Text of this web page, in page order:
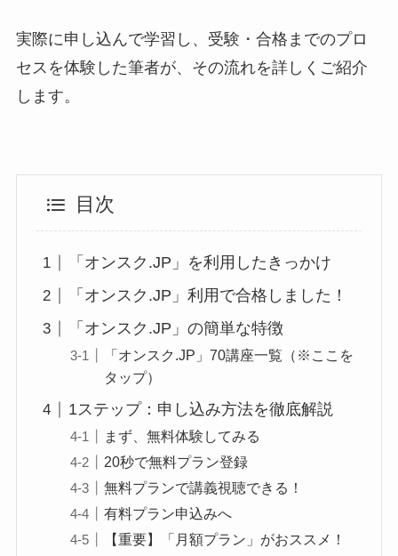
実際に申し込んで学習し、受験・合格までのプロ
セスを体験した筆者が、その流れを詳しくご紹介
します。
目次
「オンスク.JP」を利用したきっかけ
「オンスク.JP」利用で合格しました！
「オンスク.JP」の簡単な特徴
「オンスク.JP」70講座一覧（※ここを
タップ）
1ステップ：申し込み方法を徹底解説
まず、無料体験してみる
20秒で無料プラン登録
無料プランで講義視聴できる！
有料プラン申込みへ
【重要】「月額プラン」がおススメ！